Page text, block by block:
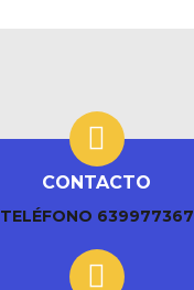
CONTACTO
TELÉFONO 639977367